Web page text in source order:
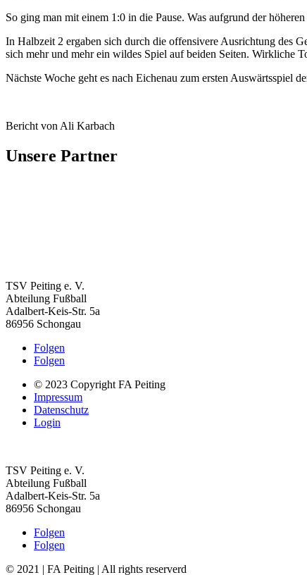
So ging man mit einem 1:0 in die Pause. Was aufgrund der
In Halbzeit 2 ergaben sich durch die offensivere Ausrichtung des
sich mehr und mehr ein wildes Spiel auf beiden Seiten. Wirkliche
Nächste Woche geht es nach Eichenau zum ersten Auswärtsspiel
Bericht von Ali Karbach
Unsere Partner
TSV Peiting e. V.
Abteilung Fußball
Adalbert-Keis-Str. 5a
86956 Schongau
Folgen
Folgen
© 2023 Copyright FA Peiting
Impressum
Datenschutz
Login
TSV Peiting e. V.
Abteilung Fußball
Adalbert-Keis-Str. 5a
86956 Schongau
Folgen
Folgen
© 2021 | FA Peiting | All rights reserverd